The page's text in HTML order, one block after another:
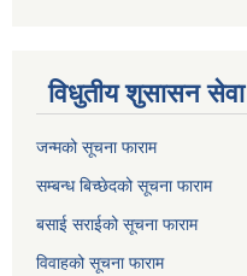
विधुतीय शुसासन सेवा
जन्मको सूचना फाराम
सम्बन्ध बिच्छेदको सूचना फाराम
बसाई सराईको सूचना फाराम
विवाहको सूचना फाराम